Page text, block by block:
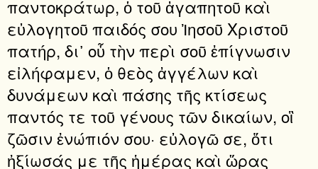
παντοκράτωρ, ὁ τοῦ ἀγαπητοῦ καὶ
εὐλογητοῦ παιδός σου Ἰησοῦ Χριστοῦ
πατήρ, δι᾿ οὗ τὴν περὶ σοῦ ἐπίγνωσιν
εἰλήφαμεν, ὁ θεὸς ἀγγέλων καὶ
δυνάμεων καὶ πάσης τῆς κτίσεως
παντός τε τοῦ γένους τῶν δικαίων, οἳ
ζῶσιν ἐνώπιόν σου· εὐλογῶ σε, ὅτι
ἠξίωσάς με τῆς ἡμέρας καὶ ὥρας